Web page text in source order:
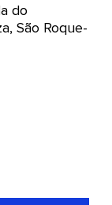
do
São Roque-